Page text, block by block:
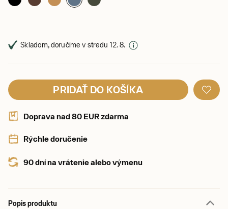
Skladom, doručíme v stredu 12. 8.
PRIDAŤ DO KOŠÍKA
Doprava nad 80 EUR zdarma
Rýchle doručenie
90 dní na vrátenie alebo výmenu
Popis produktu